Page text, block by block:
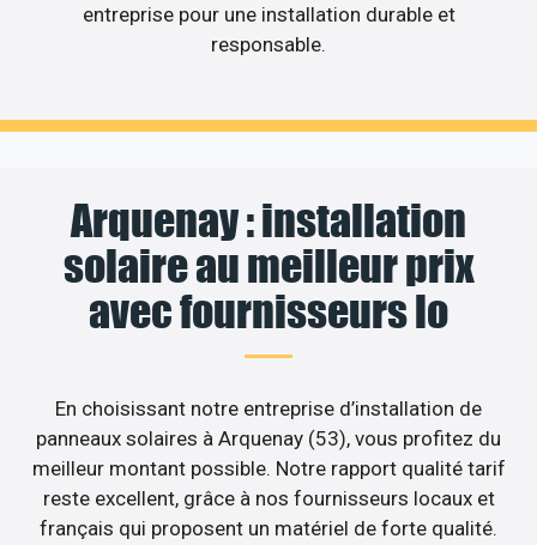
entreprise pour une installation durable et
responsable.
Arquenay : installation
solaire au meilleur prix
avec fournisseurs lo
En choisissant notre entreprise d’installation de
panneaux solaires à Arquenay (53), vous profitez du
meilleur montant possible. Notre rapport qualité tarif
reste excellent, grâce à nos fournisseurs locaux et
français qui proposent un matériel de forte qualité.